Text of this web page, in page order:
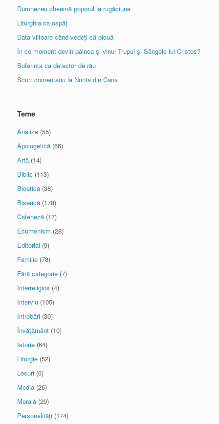
Dumnezeu cheamă poporul la rugăciune
Liturghia ca ospăț
Data viitoare când vedeți că plouă
În ce moment devin pâinea și vinul Trupul și Sângele lui Cristos?
Suferința ca detector de rău
Scurt comentariu la Nunta din Cana
Teme
Analize (55)
Apologetică (66)
Artă (14)
Biblic (113)
Bioetică (38)
Biserică (178)
Cateheză (17)
Ecumenism (28)
Editorial (9)
Familie (78)
Fără categorie (7)
Interreligios (4)
Interviu (105)
Întrebări (30)
Învăţământ (10)
Istorie (64)
Liturgie (52)
Locuri (6)
Media (26)
Morală (29)
Personalităţi (174)